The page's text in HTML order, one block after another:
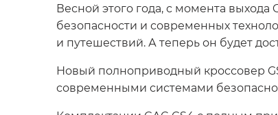
Весной этого года, с момента
безопасности и современных
и путешествий. А теперь он будет
Новый полноприводный кроссовер
современными системами